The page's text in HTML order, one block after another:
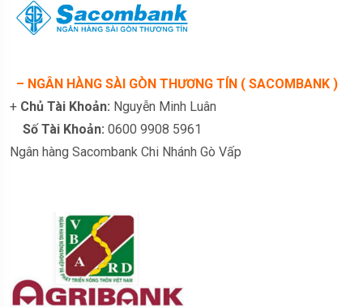
– NGÂN HÀNG SÀI GÒN THƯƠNG TÍN ( SACOMBANK )
+ Chủ Tài Khoản: Nguyễn Minh Luân
Số Tài Khoản: 0600 9908 5961
Ngân hàng Sacombank Chi Nhánh Gò Vấp